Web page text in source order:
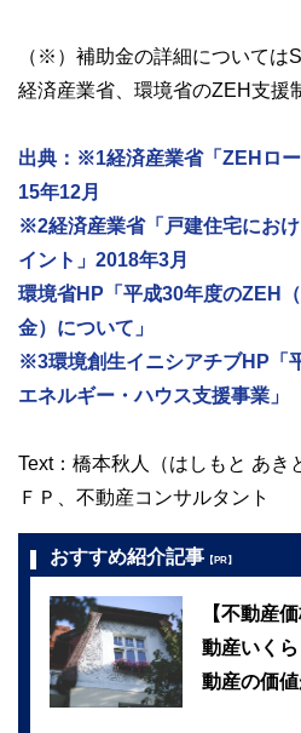
（※）補助金の詳細については
経済産業省、環境省のZEH支援
出典：※1経済産業省「ZEHロ
15年12月
※2経済産業省「戸建住宅にお
イント」2018年3月
環境省HP「平成30年度のZEH
金）について」
※3環境創生イニシアチブHP「
エネルギー・ハウス支援事業」
Text：橋本秋人（はしもと あき
ＦＰ、不動産コンサルタント
おすすめ紹介記事 【PR】
【不動産
動産いく
動産の価値